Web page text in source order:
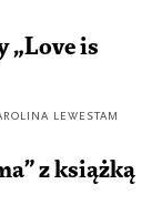
„Love is
LEWESTAM
z książką